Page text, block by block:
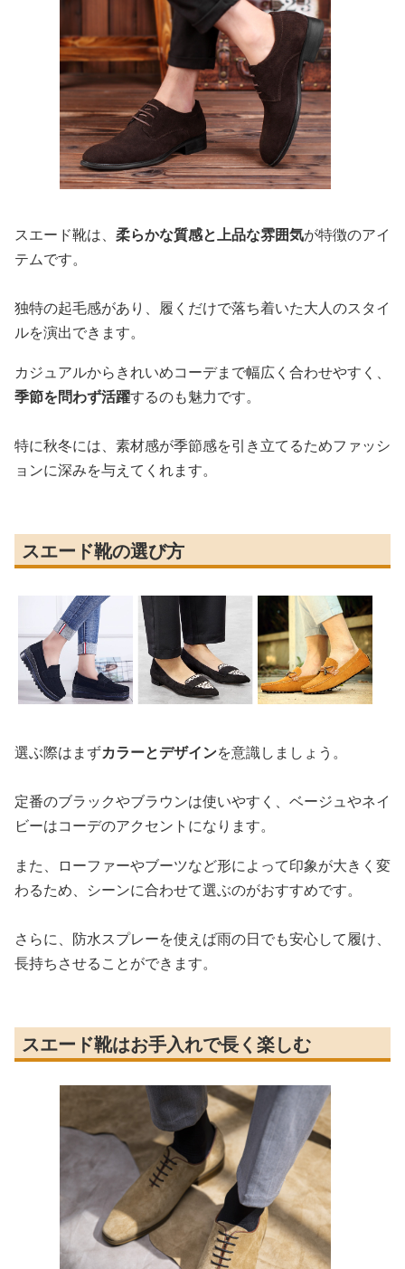
スエード靴は、 柔らかな質感と上品な雰囲気が特徴のアイ
テムです。
独特の起毛感があり、履くだけで落ち着いた大人のスタイ
ルを演出できます。
カジュアルからきれいめコーデまで幅広く合わせやすく、
季節を問わず活躍するのも魅力です。
特に秋冬には、素材感が季節感を引き立てるためファッシ
ョンに深みを与えてくれます。
スエード靴の選び方
選ぶ際はまずカラーとデザインを意識しましょう。
定番のブラックやブラウンは使いやすく、ベージュやネイ
ビーはコーデのアクセントになります。
また、ローファーやブーツなど形によって印象が大きく変
わるため、シーンに合わせて選ぶのがおすすめです。
さらに、防水スプレーを使えば雨の日でも安心して履け、
長持ちさせることができます。
スエード靴はお手入れで長く楽しむ